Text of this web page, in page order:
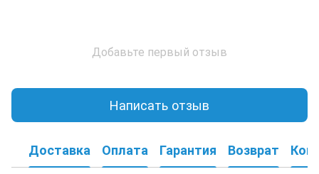
Добавьте первый отзыв
Написать отзыв
Доставка Оплата Гарантия Возврат